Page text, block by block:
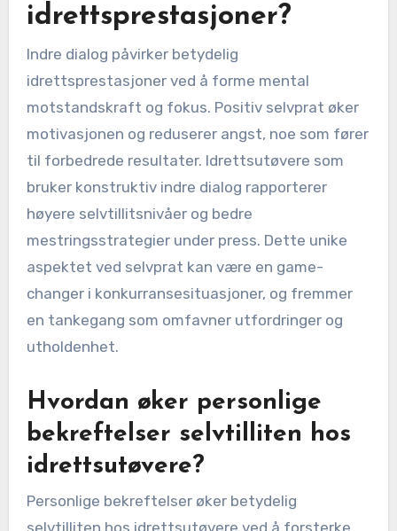
idrettsprestasjoner?
Indre dialog påvirker betydelig
idrettsprestasjoner ved å forme mental
motstandskraft og fokus. Positiv selvprat øker
motivasjonen og reduserer angst, noe som fører
til forbedrede resultater. Idrettsutøvere som
bruker konstruktiv indre dialog rapporterer
høyere selvtillitsnivåer og bedre
mestringsstrategier under press. Dette unike
aspektet ved selvprat kan være en game-
changer i konkurransesituasjoner, og fremmer
en tankegang som omfavner utfordringer og
utholdenhet.
Hvordan øker personlige
bekreftelser selvtilliten hos
idrettsutøvere?
Personlige bekreftelser øker betydelig